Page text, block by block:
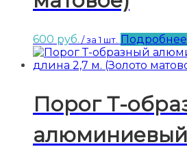
600 руб. / за 1 шт. Подробнее
Порог Т-